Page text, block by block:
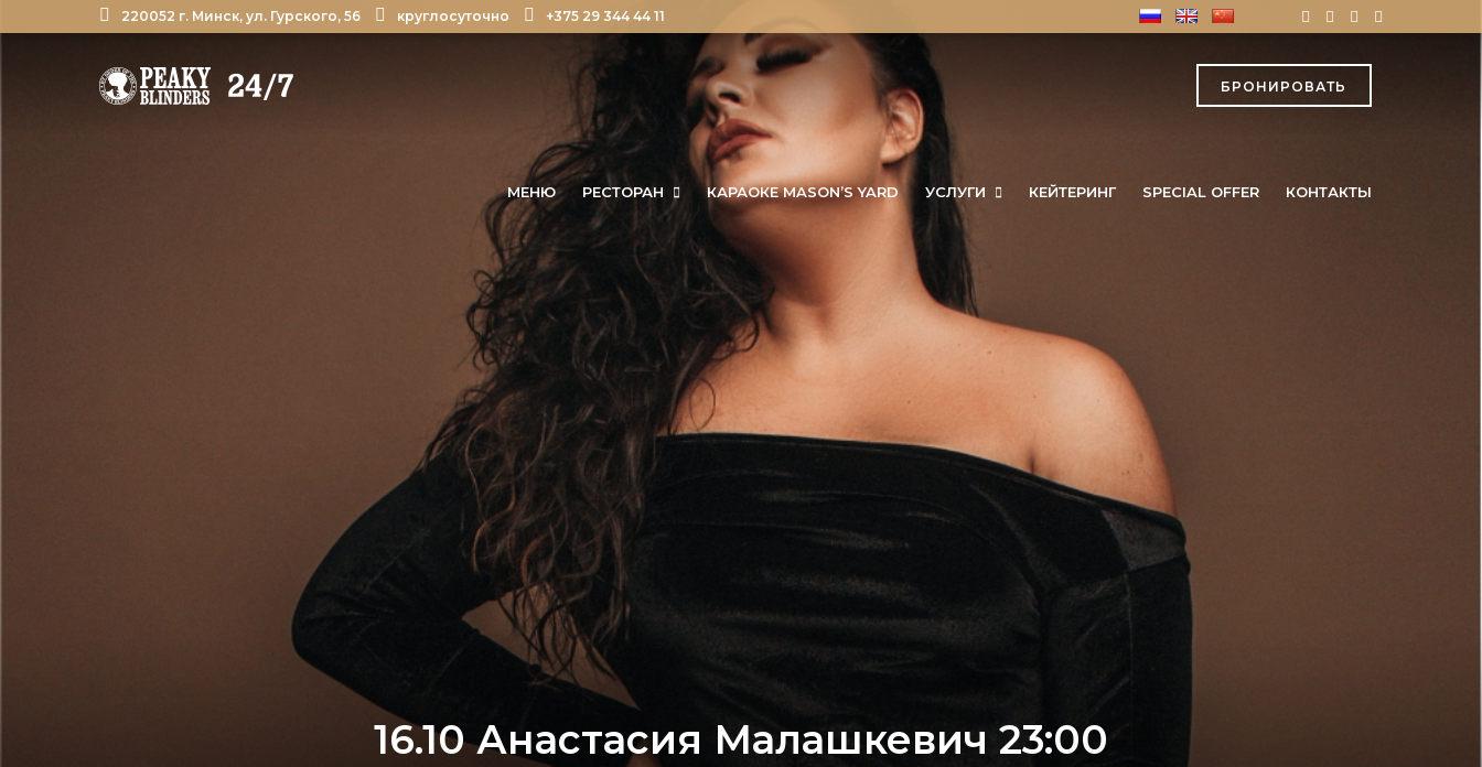
220052 г. Минск, ул. Гурского, 56 круглосуточно +375 29 344 44 11
БРОНИРОВАТЬ
МЕНЮ РЕСТОРАН КАРАОКЕ MASON’S YARD УСЛУГИ КЕЙТЕРИНГ SPECIAL OFFER КОНТАКТЫ
16.10 Анастасия Малашкевич 23:00